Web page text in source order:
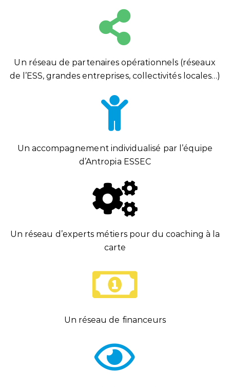
Un réseau de partenaires opérationnels (réseaux
de l’ESS, grandes entreprises, collectivités locales…)
Un accompagnement individualisé par l’équipe
d’Antropia ESSEC
Un réseau d’experts métiers pour du coaching à la
carte
Un réseau de financeurs